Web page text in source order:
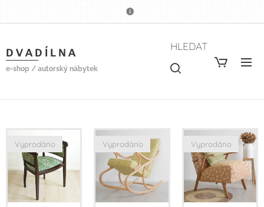
D V A D Í L N A
e-shop / autorský nábytek
HLEDAT
Vyprodáno Vyprodáno Vyprodáno